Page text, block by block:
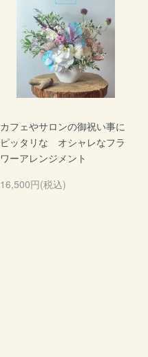
カフェやサロンの御祝い事に
ピッタリな オシャレなフラ
ワーアレンジメント
16,500円(税込)